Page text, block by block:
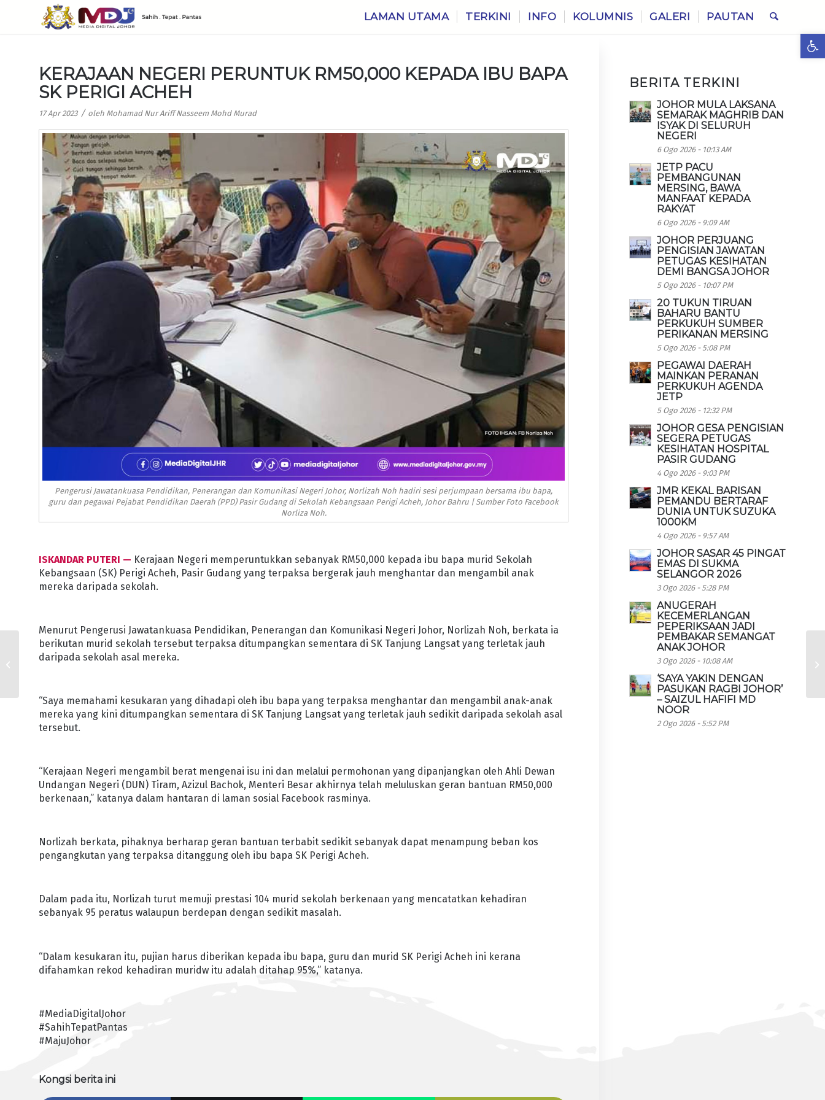
LAMAN UTAMA TERKINI INFO KOLUMNIS GALERI PAUTAN
KERAJAAN NEGERI PERUNTUK RM50,000 KEPADA IBU BAPA
SK PERIGI ACHEH
17 Apr 2023 / oleh Mohamad Nur Ariff Nasseem Mohd Murad
Pengerusi Jawatankuasa Pendidikan, Penerangan dan Komunikasi Negeri Johor, Norlizah Noh hadiri sesi perjumpaan bersama ibu bapa,
guru dan pegawai Pejabat Pendidikan Daerah (PPD) Pasir Gudang di Sekolah Kebangsaan Perigi Acheh, Johor Bahru | Sumber Foto Facebook
Norliza Noh.
ISKANDAR PUTERI — Kerajaan Negeri memperuntukkan sebanyak RM50,000 kepada ibu bapa murid Sekolah
Kebangsaan (SK) Perigi Acheh, Pasir Gudang yang terpaksa bergerak jauh menghantar dan mengambil anak
mereka daripada sekolah.
Menurut Pengerusi Jawatankuasa Pendidikan, Penerangan dan Komunikasi Negeri Johor, Norlizah Noh, berkata ia
berikutan murid sekolah tersebut terpaksa ditumpangkan sementara di SK Tanjung Langsat yang terletak jauh
daripada sekolah asal mereka.
“Saya memahami kesukaran yang dihadapi oleh ibu bapa yang terpaksa menghantar dan mengambil anak-anak
mereka yang kini ditumpangkan sementara di SK Tanjung Langsat yang terletak jauh sedikit daripada sekolah asal
tersebut.
“Kerajaan Negeri mengambil berat mengenai isu ini dan melalui permohonan yang dipanjangkan oleh Ahli Dewan
Undangan Negeri (DUN) Tiram, Azizul Bachok, Menteri Besar akhirnya telah meluluskan geran bantuan RM50,000
berkenaan,” katanya dalam hantaran di laman sosial Facebook rasminya.
Norlizah berkata, pihaknya berharap geran bantuan terbabit sedikit sebanyak dapat menampung beban kos
pengangkutan yang terpaksa ditanggung oleh ibu bapa SK Perigi Acheh.
Dalam pada itu, Norlizah turut memuji prestasi 104 murid sekolah berkenaan yang mencatatkan kehadiran
sebanyak 95 peratus walaupun berdepan dengan sedikit masalah.
“Dalam kesukaran itu, pujian harus diberikan kepada ibu bapa, guru dan murid SK Perigi Acheh ini kerana
difahamkan rekod kehadiran muridw itu adalah ditahap 95%,” katanya.
#MediaDigitalJohor
#SahihTepatPantas
#MajuJohor
Kongsi berita ini
BERITA TERKINI
JOHOR MULA LAKSANA
SEMARAK MAGHRIB DAN
ISYAK DI SELURUH
NEGERI
6 Ogo 2026 - 10:13 AM
JETP PACU
PEMBANGUNAN
MERSING, BAWA
MANFAAT KEPADA
RAKYAT
6 Ogo 2026 - 9:09 AM
JOHOR PERJUANG
PENGISIAN JAWATAN
PETUGAS KESIHATAN
DEMI BANGSA JOHOR
5 Ogo 2026 - 10:07 PM
20 TUKUN TIRUAN
BAHARU BANTU
PERKUKUH SUMBER
PERIKANAN MERSING
5 Ogo 2026 - 5:08 PM
PEGAWAI DAERAH
MAINKAN PERANAN
PERKUKUH AGENDA
JETP
5 Ogo 2026 - 12:32 PM
JOHOR GESA PENGISIAN
SEGERA PETUGAS
KESIHATAN HOSPITAL
PASIR GUDANG
4 Ogo 2026 - 9:03 PM
JMR KEKAL BARISAN
PEMANDU BERTARAF
DUNIA UNTUK SUZUKA
1000KM
4 Ogo 2026 - 9:57 AM
JOHOR SASAR 45 PINGAT
EMAS DI SUKMA
SELANGOR 2026
3 Ogo 2026 - 5:28 PM
ANUGERAH
KECEMERLANGAN
PEPERIKSAAN JADI
PEMBAKAR SEMANGAT
ANAK JOHOR
3 Ogo 2026 - 10:08 AM
‘SAYA YAKIN DENGAN
PASUKAN RAGBI JOHOR’
– SAIZUL HAFIFI MD
NOOR
2 Ogo 2026 - 5:52 PM
JOHOR PERLUAS
JAUHAR CHILDCARE